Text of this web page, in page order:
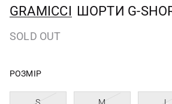
GRAMICCI ШОРТИ G-
SOLD OUT
РОЗМІР